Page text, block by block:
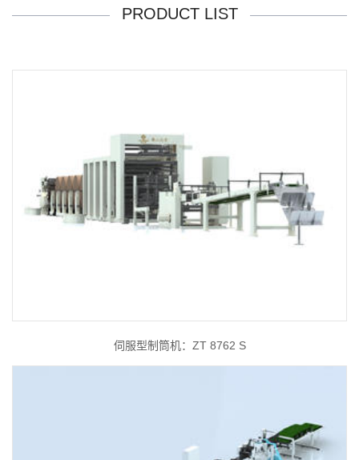
PRODUCT LIST
伺服型制筒机：ZT 8762 S